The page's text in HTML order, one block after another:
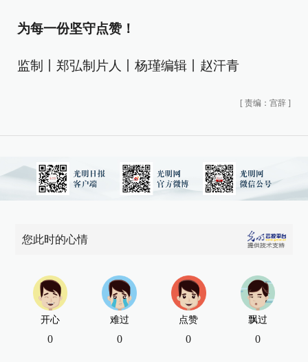
为每一份坚守点赞！
监制丨郑弘制片人丨杨瑾编辑丨赵汗青
[ 责编：宫辞 ]
您此时的心情
开心
0
难过
0
点赞
0
飘过
0